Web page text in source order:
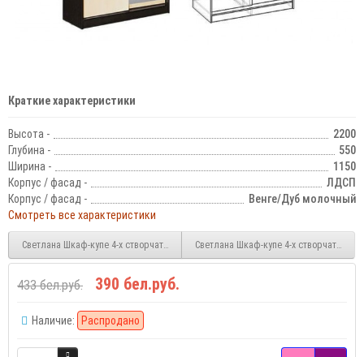
Краткие характеристики
Высота -
2200
Глубина -
550
Ширина -
1150
Корпус / фасад -
ЛДСП
Корпус / фасад -
Венге/Дуб молочный
Смотреть все характеристики
Светлана Шкаф-купе 4-х створчатый с 2 зеркаламиСветлана Шкаф-купе 4-х створчатый с
433 бел.руб. 390 бел.руб.
Наличие: Распродано